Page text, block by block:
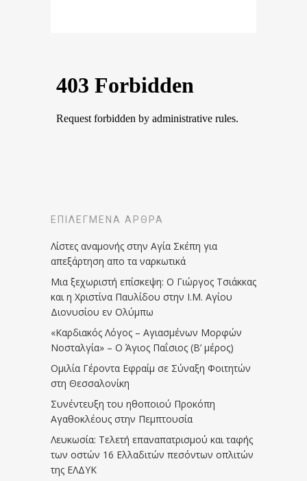
ΕΠΙΛΕΓΜΈΝΑ ΆΡΘΡΑ
Λίστες αναμονής στην Αγία Σκέπη για
απεξάρτηση απο τα ναρκωτικά
Μια ξεχωριστή επίσκεψη: Ο Γιώργος Τσιάκκας
και η Χριστίνα Παυλίδου στην Ι.Μ. Αγίου
Διονυσίου εν Ολύμπω
«Καρδιακός Λόγος – Αγιασμένων Μορφών
Νοσταλγία» – Ο Άγιος Παΐσιος (Β’ μέρος)
Ομιλία Γέροντα Εφραίμ σε Σύναξη Φοιτητών
στη Θεσσαλονίκη
Συνέντευξη του ηθοποιού Προκόπη
Αγαθοκλέους στην Πεμπτουσία
Λευκωσία: Τελετή επαναπατρισμού και ταφής
των οστών 16 Ελλαδιτών πεσόντων οπλιτών
της ΕΛΔΥΚ